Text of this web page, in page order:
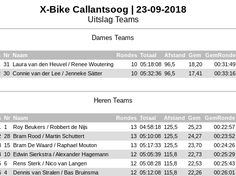
X-Bike Callantsoog | 23-09-2018
Uitslag Teams
Dames Teams
Nr Naam Rondes Totaal Afstand Gem
GemRonde
31 Laura van den Heuvel / Renee Woutering 10 05:18:08 96,5 18,20
00:31:49
30 Connie van der Lee / Jenneke Sätter 10 05:32:36 96,5 17,41 00:33:16
Heren Teams
Nr Naam Rondes Totaal Afstand Gem
GemRonde
1 Roy Beukers / Robbert de Nijs 13 04:58:18 125,5 25,23
00:22:57
28 Bram Rood / Martin Schuttert 13 05:10:08 125,5 24,27
00:23:52
15 Bram De Waard / Raphael Mouton 13 05:17:33 125,5 23,70
00:24:26
10 Edwin Sierkstra / Alexander Hagemann 12 05:05:39 115,8 22,73
00:25:29
6 Rens Sterk / Nico van Langen 12 05:08:28 115,8 22,53
00:25:43
4 Dennis van Stralen / Bas Bruinsma 12 05:12:08 115,8 22,26
00:26:01